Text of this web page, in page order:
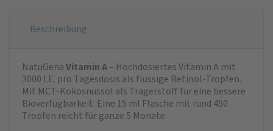
Beschreibung
NatuGenaVitamin A– Hochdosiertes Vitamin A mit
3000 I.E. pro Tagesdosis als flüssige Retinol-Tropfen.
Mit MCT-Kokosnussöl als Trägerstoff für eine bessere
Bioverfügbarkeit. Eine 15 ml Flasche mit rund 450
Tropfen reicht für ganze 5 Monate.